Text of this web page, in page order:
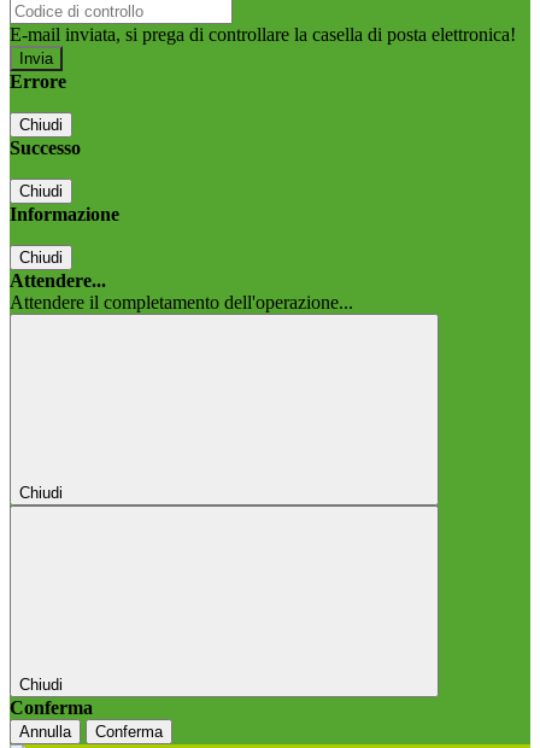
E-mail inviata, si prega di controllare la casella di posta elettronica!
Errore
Chiudi
Successo
Chiudi
Informazione
Chiudi
Attendere...
Attendere il completamento dell'operazione...
Chiudi
Chiudi
Conferma
Annulla Conferma